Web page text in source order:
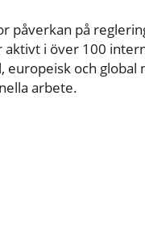
påverkan på
i över 100
och global
arbete.